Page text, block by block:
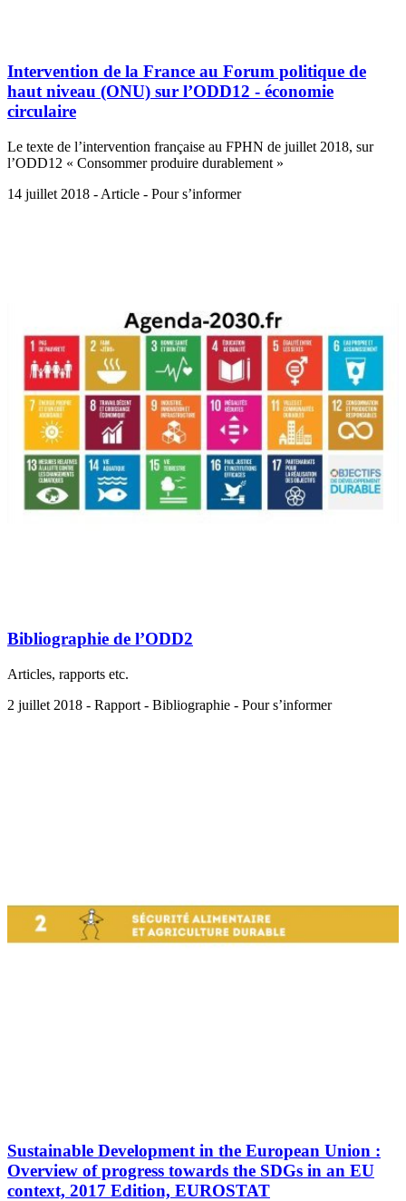
Intervention de la France au Forum politique de
haut niveau (ONU) sur l’ODD12 - économie
circulaire
Le texte de l’intervention française au FPHN de juillet 2018, sur
l’ODD12 « Consommer produire durablement »
14 juillet 2018 - Article - Pour s’informer
Bibliographie de l’ODD2
Articles, rapports etc.
2 juillet 2018 - Rapport - Bibliographie - Pour s’informer
Sustainable Development in the European Union :
Overview of progress towards the SDGs in an EU
context, 2017 Edition, EUROSTAT